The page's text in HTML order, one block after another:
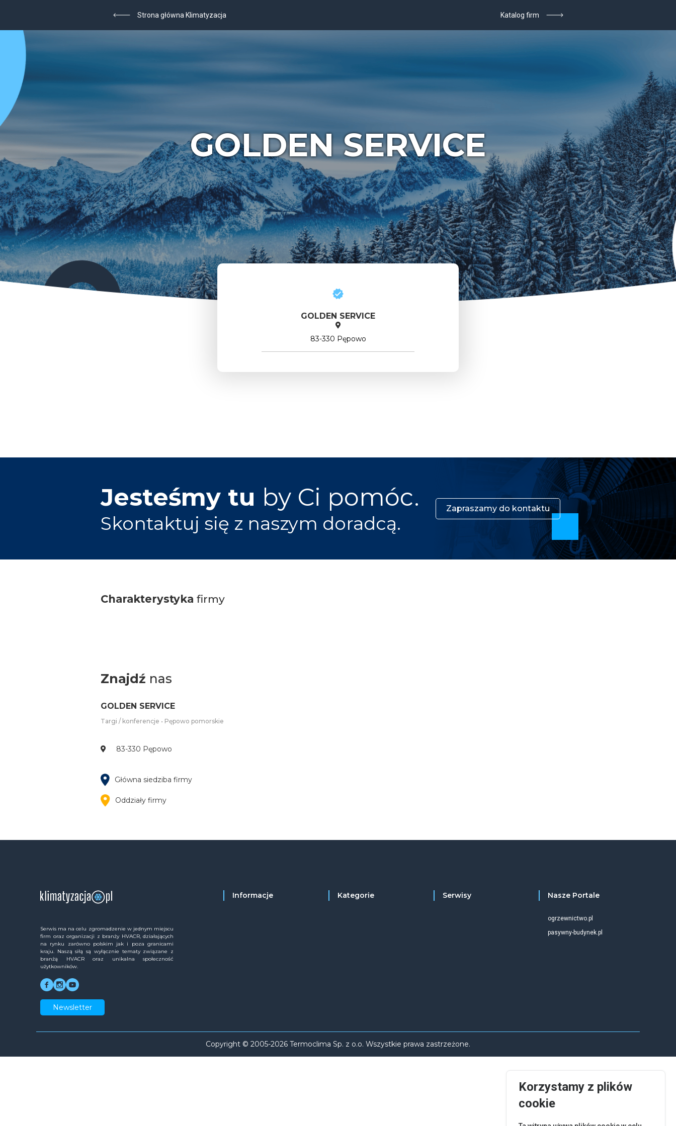
Strona główna Klimatyzacja Katalog firm
GOLDEN SERVICE
GOLDEN SERVICE
83-330 Pępowo
Jesteśmy tu by Ci pomóc.
Skontaktuj się z naszym doradcą.
Zapraszamy do kontaktu
Charakterystyka firmy
Znajdź nas
GOLDEN SERVICE
Targi / konferencje • Pępowo pomorskie
83-330 Pępowo
Główna siedziba firmy
Oddziały firmy
Serwis ma na celu zgromadzenie w jednym miejscu
firm oraz organizacji z branży HVACR, działających
na rynku zarówno polskim jak i poza granicami
kraju. Naszą siłą są wyłącznie tematy związane z
branżą HVACR oraz unikalna społeczność
użytkowników.
Newsletter
Informacje Kategorie Serwisy Nasze Portale
ogrzewnictwo.pl
pasywny-budynek.pl
Copyright © 2005-2026 Termoclima Sp. z o.o. Wszystkie prawa zastrzeżone.
Korzystamy z plików
cookie